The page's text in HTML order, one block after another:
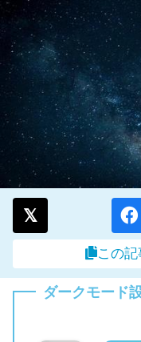
この記
ダークモード